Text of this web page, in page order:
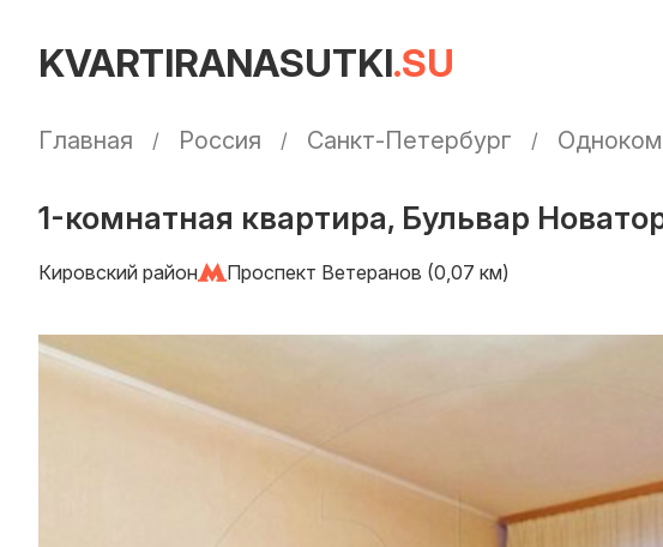
KVARTIRANASUTKI.SU
Главная Россия Санкт-Петербург
1-комнатная квартира, Бульвар
Кировский район Проспект Ветеранов (0,07 км)